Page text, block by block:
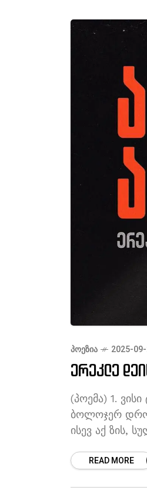
ᲞᲝᲔᲖᲘᲐ 2025-
ერეკლე
(პოემა) 1.
ბოლოჯერ
ისევ აქ
READ MORE